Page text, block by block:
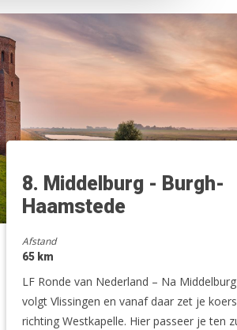
8. Middelburg - Burgh-
Haamstede
Afstand
65 km
LF Ronde van Nederland – Na Middelburg
volgt Vlissingen en vanaf daar zet je koers
richting Westkapelle. Hier passeer je ten